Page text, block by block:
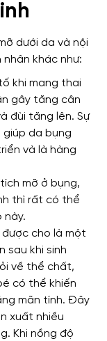
dưới da và nội
khác như:
khi mang thai
gây tăng cân
đùi tăng lên. Sự
giúp da bụng
và là hàng
mỡ ở bụng,
thì rất có thể
này.
cho là một
sau khi sinh
về thể chất,
có thể khiến
mãn tính. Đây
xuất nhiều
Khi nồng độ